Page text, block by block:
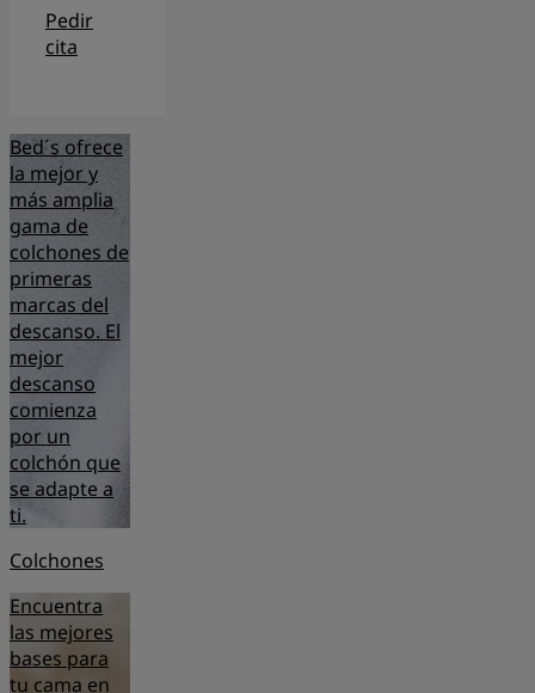
Pedir
cita
Bed´s ofrece
la mejor y
más amplia
gama de
colchones de
primeras
marcas del
descanso. El
mejor
descanso
comienza
por un
colchón que
se adapte a
ti.
Colchones
Encuentra
las mejores
bases para
tu cama en